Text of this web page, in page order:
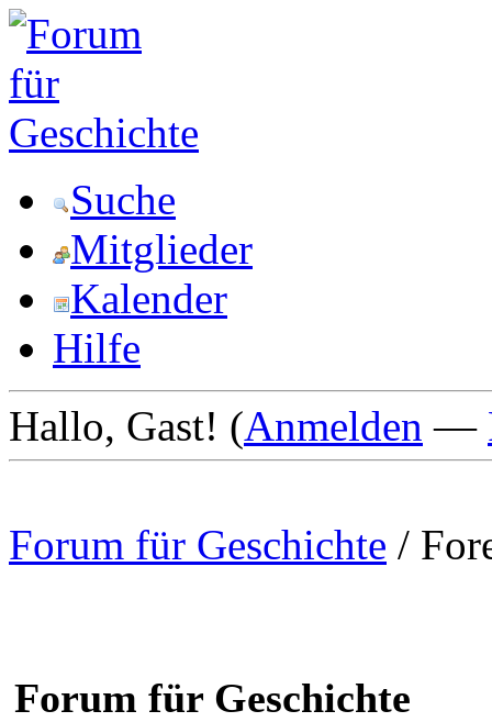
Suche
Mitglieder
Kalender
Hilfe
Hallo, Gast! (Anmelden —
Forum für Geschichte /
Forum für Geschichte